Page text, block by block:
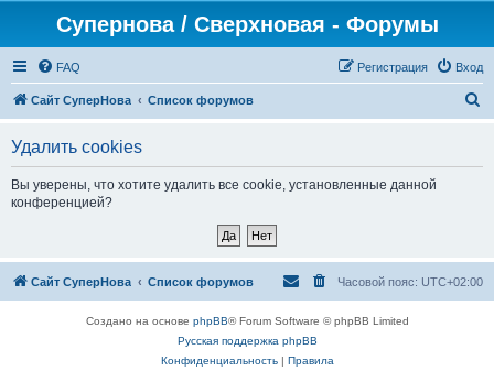
Супернова / Сверхновая - Форумы
FAQ Вход
Регистрация
Сайт СуперНова Список форумов
Удалить cookies
Вы уверены, что хотите удалить все cookie, установленные данной
конференцией?
Сайт СуперНова Список форумов Часовой пояс: UTC+02:00
Создано на основе phpBB® Forum Software © phpBB Limited
Русская поддержка phpBB
Конфиденциальность| Правила